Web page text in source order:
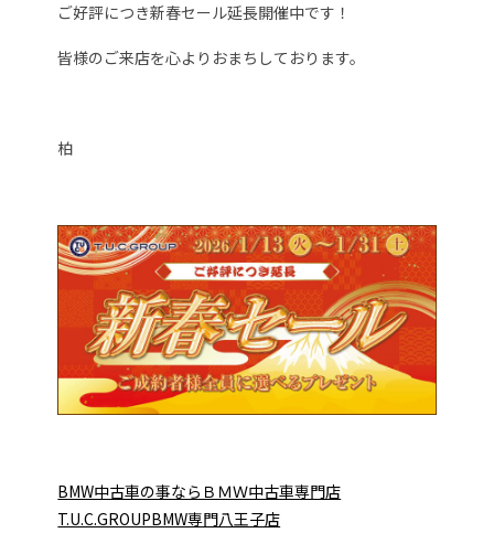
ご好評につき新春セール延長開催中です！
皆様のご来店を心よりおまちしております。
柏
BMW中古車の事ならＢＭＷ中古車専門店
T.U.C.GROUPBMW専門八王子店